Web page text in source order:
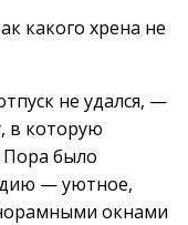
какого хрена не
не удался, —
в которую
Пора было
— уютное,
окнами